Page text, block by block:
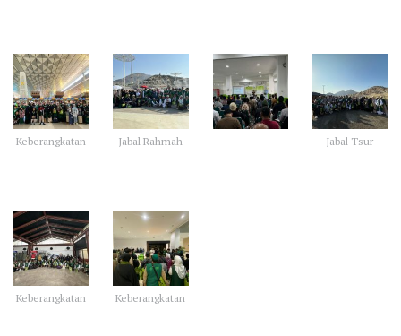
Keberangkatan Jabal Rahmah Jabal Tsur
Keberangkatan Keberangkatan